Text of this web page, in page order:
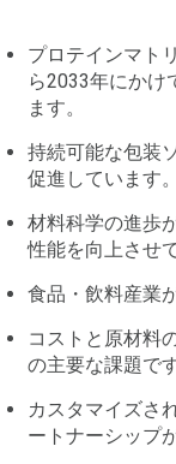
プロテインマト
ら2033年にかけ
ます。
持続可能な包装
促進しています。
材料科学の進歩
性能を向上させ
食品・飲料産業
コストと原材料
の主要な課題です
カスタマイズさ
ートナーシップ